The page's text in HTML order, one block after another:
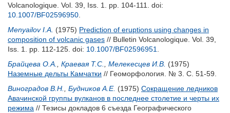
Volcanologique. Vol. 39, Iss. 1. pp. 104-111. doi:
10.1007/BF02596950
Menyailov I.A. (1975) Prediction of eruptions using changes in
composition of volcanic gases // Bulletin Volcanologique. Vol. 39,
Iss. 1. pp. 112-125. doi: 10.1007/BF02596951
Брайцева О.А.
Краевая Т.С. Мелекесцев И.В. (1975)
Наземные дельты Камчатки // Геоморфология. № 3. С. 51-59.
Виноградов В.Н.
Будников А.Е. (1975) Сокращение ледников
Авачинской группы вулканов в последнее столетие и черты их
режима // Тезисы докладов 6 съезда Географического